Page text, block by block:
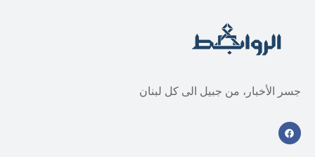
جسر الأخبار، من جبيل الى كل لبنان